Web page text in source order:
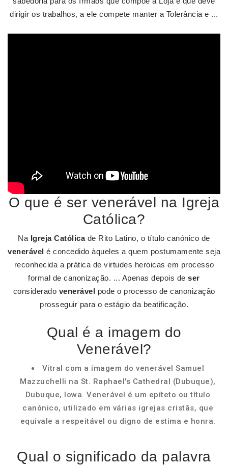
dirigir os trabalhos, a ele compete manter a Tolerância e ...
O que é ser venerável na Igreja
Católica?
Na Igreja Católicade Rito Latino, o título canónico de
venerável é concedido àqueles a quem postumamente seja
reconhecida a prática de virtudes heroicas em processo
formal de canonização. ... Apenas depois deser
considerado venerável pode o processo de canonização
prosseguir para o estágio da beatificação.
Qual é a imagem do
Venerável?
Vitral com a imagem do venerável Samuel
Mazzuchelli na St. Raphael's Cathedral (Dubuque),
Dubuque, Iowa. Venerável é um epíteto ou título
canónico, utilizado em várias igrejas cristãs, que
equivale a respeitável ou digno de estima e honra.
Qual o significado da palavra